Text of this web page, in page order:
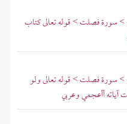
> سورة فصلت > قوله تعالى كتاب
> سورة فصلت > قوله تعالى ولو
آياته أأعجمي وعربي